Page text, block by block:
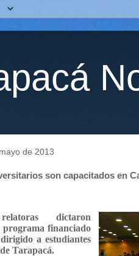
de 2013
son capacitados en
dictaron
programa financiado
a estudiantes
Tarapacá.